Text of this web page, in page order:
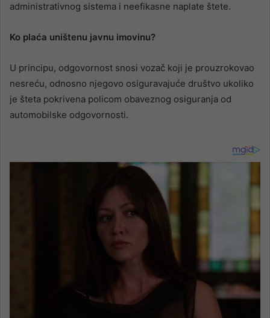
administrativnog sistema i neefikasne naplate štete.
Ko plaća uništenu javnu imovinu?
U principu, odgovornost snosi vozač koji je prouzrokovao
nesreću, odnosno njegovo osiguravajuće društvo ukoliko
je šteta pokrivena policom obaveznog osiguranja od
automobilske odgovornosti.